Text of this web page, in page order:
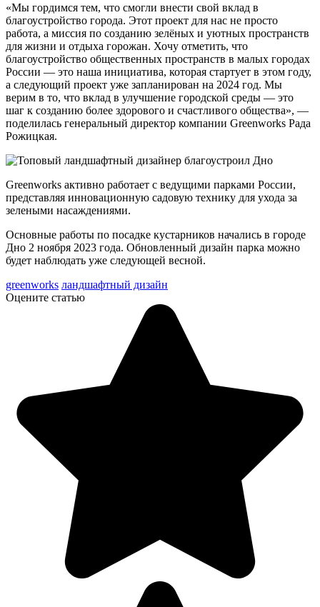
«Мы гордимся тем, что смогли внести свой вклад в
благоустройство города. Этот проект для нас не просто
работа, а миссия по созданию зелёных и уютных пространств
для жизни и отдыха горожан. Хочу отметить, что
благоустройство общественных пространств в малых городах
России — это наша инициатива, которая стартует в этом году,
а следующий проект уже запланирован на 2024 год. Мы
верим в то, что вклад в улучшение городской среды — это
шаг к созданию более здорового и счастливого общества», —
поделилась генеральный директор компании Greenworks Рада
Рожицкая.
Greenworks активно работает с ведущими парками России,
представляя инновационную садовую технику для ухода за
зелеными насаждениями.
Основные работы по посадке кустарников начались в городе
Дно 2 ноября 2023 года. Обновленный дизайн парка можно
будет наблюдать уже следующей весной.
greenworks ландшафтный дизайн
Оцените статью